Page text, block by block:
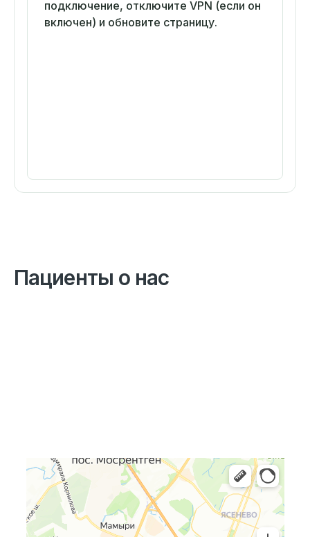
подключение, отключите VPN (если он
включен) и обновите страницу.
Пациенты о нас